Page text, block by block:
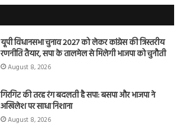
यूपी विधानसभा चुनाव 2027 को लेकर कांग्रेस की त्रिस्तरीय
रणनीति तैयार, सपा के तालमेल से मिलेगी भाजपा को चुनौती
August 8, 2026
गिरगिट की तरह रंग बदलती है सपा: बसपा और भाजपा ने
अखिलेश पर साधा निशाना
August 8, 2026